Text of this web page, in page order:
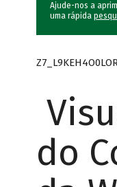
Ajude-nos a
uma rápida
do